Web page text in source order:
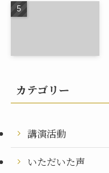
カテゴリー
講演活動
いただいた声